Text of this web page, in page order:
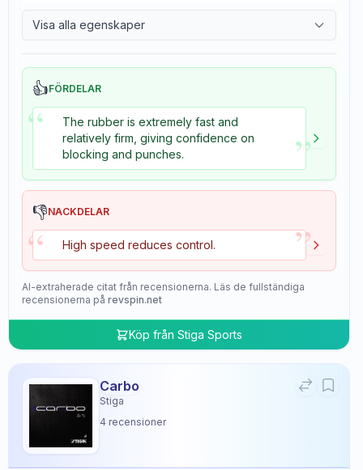
Visa alla egenskaper
👍FÖRDELAR
“
The rubber is extremely fast and
relatively firm, giving confidence on
blocking and punches.
”
👎NACKDELAR
“ High speed reduces control. ”
AI-extraherade citat från recensionerna. Läs de fullständiga
recensionerna på revspin.net
Köp från Stiga Sports
Carbo
Stiga
4 recensioner